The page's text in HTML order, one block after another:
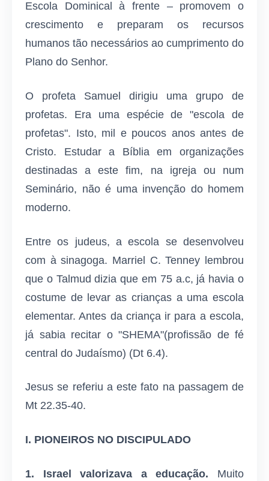
Escola Domini­cal à frente – promovem o
crescimento e preparam os recursos
humanos tão necessários ao cumprimento do
Plano do Senhor.
O profeta Samuel dirigiu uma grupo de
profetas. Era uma espécie de "escola de
profetas". Isto, mil e poucos anos antes de
Cristo. Estudar a Bíblia em organizações
destina­das a este fim, na igreja ou num
Seminário, não é uma in­venção do homem
moderno.
Entre os judeus, a escola se desenvolveu
com à sina­goga. Marriel C. Tenney lembrou
que o Talmud dizia que em 75 a.c, já havia o
costume de levar as crianças a uma escola
elementar. Antes da criança ir para a escola,
já sabia recitar o "SHEMA"(profissão de fé
central do Judaísmo) (Dt 6.4).
Jesus se referiu a este fato na passagem de
Mt 22.35-40.
I. PIONEIROS NO DISCIPULADO
1. Israel valorizava a educação. Muito